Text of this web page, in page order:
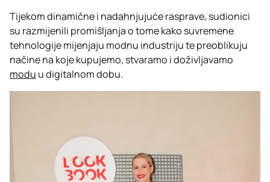
Tijekom dinamične i nadahnjujuće rasprave, sudionici
su razmijenili promišljanja o tome kako suvremene
tehnologije mijenjaju modnu industriju te preoblikuju
načine na koje kupujemo, stvaramo i doživljavamo
modu u digitalnom dobu.